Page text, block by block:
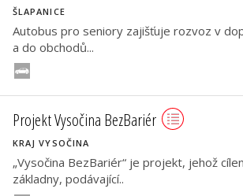
ŠLAPANICE
Autobus pro seniory zajišťuje rozvoz v
a do obchodů...
Projekt Vysočina BezBariér
KRAJ VYSOČINA
„Vysočina BezBariér“ je projekt, jehož
základny, podávající..